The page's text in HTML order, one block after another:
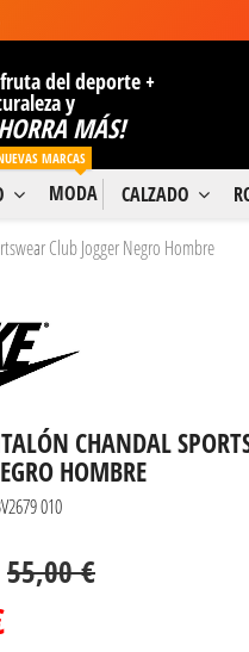
del deporte +
y
MÁS!
MODA
MARCAS
CALZADO
Club Jogger Negro Hombre
CHANDAL
HOMBRE
010
55,00 €